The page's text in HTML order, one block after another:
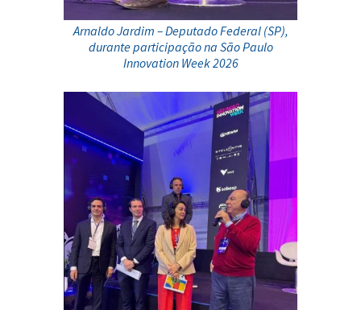
Arnaldo Jardim – Deputado Federal (SP),
durante participação na São Paulo
Innovation Week 2026